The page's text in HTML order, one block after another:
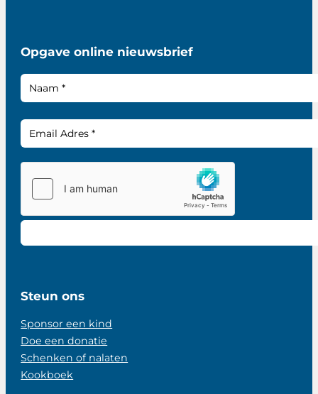
Opgave online nieuwsbrief
Steun ons
Sponsor een kind
Doe een donatie
Schenken of nalaten
Kookboek